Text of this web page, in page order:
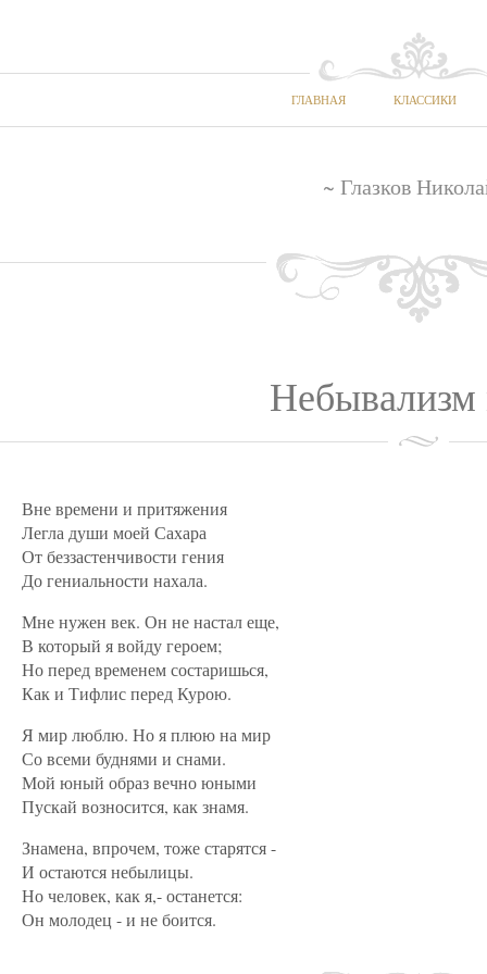
ГЛАВНАЯ КЛАССИКИ
~ Глазков
Небывализм
Вне времени и притяжения
Легла души моей Сахара
От беззастенчивости гения
До гениальности нахала.
Мне нужен век. Он не настал еще,
В который я войду героем;
Но перед временем состаришься,
Как и Тифлис перед Курою.
Я мир люблю. Но я плюю на мир
Со всеми буднями и снами.
Мой юный образ вечно юными
Пускай возносится, как знамя.
Знамена, впрочем, тоже старятся -
И остаются небылицы.
Но человек, как я,- останется:
Он молодец - и не боится.